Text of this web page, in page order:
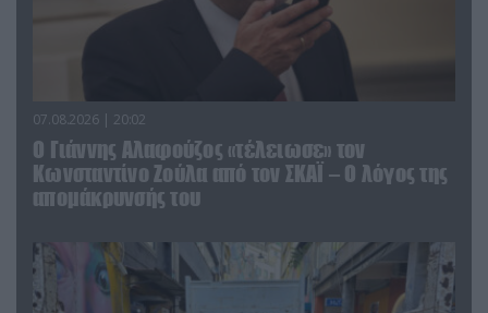
07.08.2026 | 20:02
Ο Γιάννης Αλαφούζος «τέλειωσε» τον
Κωνσταντίνο Ζούλα από τον ΣΚΑΪ – Ο λόγος της
απομάκρυνσής του